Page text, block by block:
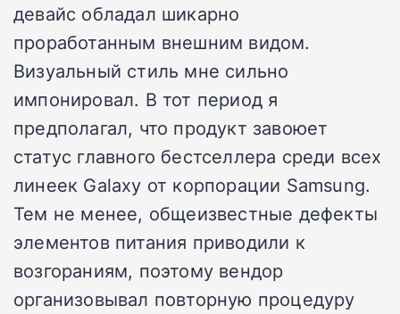
девайс обладал шикарно
проработанным внешним видом.
Визуальный стиль мне сильно
импонировал. В тот период я
предполагал, что продукт завоюет
статус главного бестселлера среди всех
линеек Galaxy от корпорации Samsung.
Тем не менее, общеизвестные дефекты
элементов питания приводили к
возгораниям, поэтому вендор
организовывал повторную процедуру